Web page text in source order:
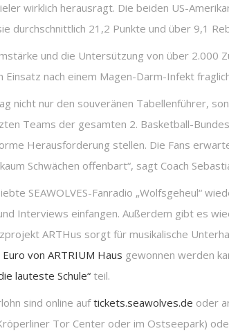
wirklich herausragt. Die beiden US-
durchschnittlich 21,2 Punkte und über 9,1
und die Untersützung von über
nach einem Magen-Darm-Infekt
nicht nur den souveränen Tabellenführer,
Teams der gesamten 2. Basketball-
Herausforderung stellen. Die Fans
Schwächen offenbart“, sagt Coach
SEAWOLVES-Fanradio „Wolfsgeheul“
Interviews einfangen. Außerdem gibt es
ARTHus sorgt für musikalische
von ARTRIUM Haus gewonnen werden
lauteste Schule“ teil.
sind online auftickets.seawolves.de oder
Tor Center oder im Ostseepark)